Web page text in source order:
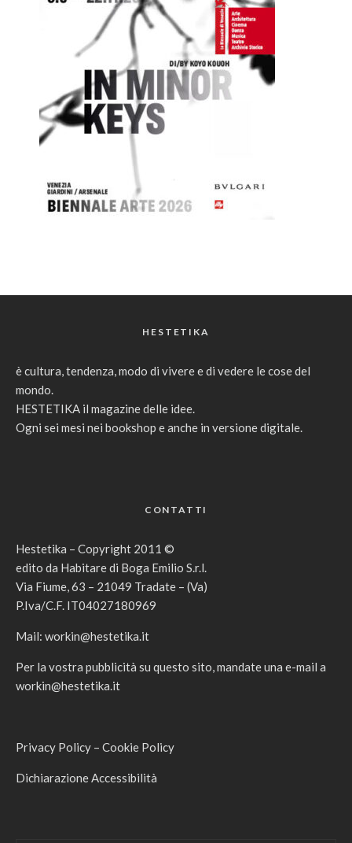
HESTETIKA
è cultura, tendenza, modo di vivere e di vedere le cose del
mondo.
HESTETIKA il magazine delle idee.
Ogni sei mesi nei bookshop e anche in versione digitale.
CONTATTI
Hestetika – Copyright 2011 ©
edito da Habitare di Boga Emilio S.r.l.
Via Fiume, 63 – 21049 Tradate – (Va)
P.Iva/C.F. IT04027180969
Mail: workin@hestetika.it
Per la vostra pubblicità su questo sito, mandate una e-mail a
workin@hestetika.it
Privacy Policy – Cookie Policy
Dichiarazione Accessibilità